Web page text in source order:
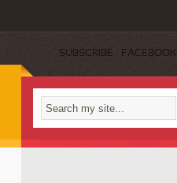
SUBSCRIBE FACEBOOK